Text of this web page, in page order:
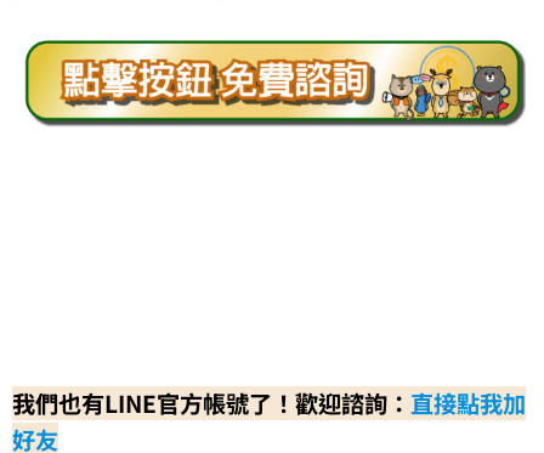
我們也有LINE官方帳號了！歡迎諮詢： 直接點我加
好友